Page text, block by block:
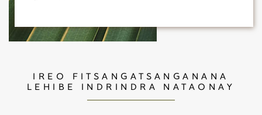
IREO FITSANGATSANGANANA
LEHIBE INDRINDRA NATAONAY